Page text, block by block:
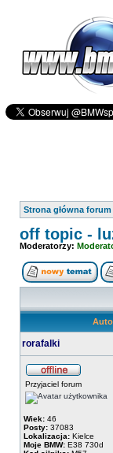
Strona główna forum
off topic -
Moderatorzy:
rorafalki
Przyjaciel forum
Wiek: 46
Posty: 37083
Lokalizacja: Kielce
Moje BMW: E38 730d